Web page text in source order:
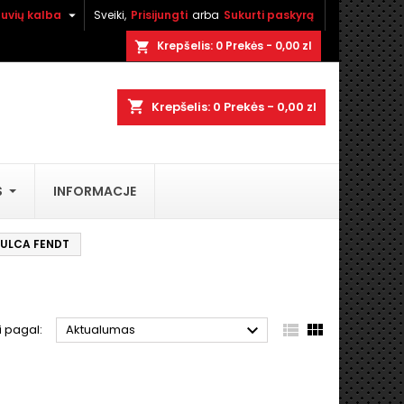
Sveiki, Prisijungti arba Sukurti paskyrą
kalba 
shopping_cart Krepšelis: 0 Prekės - 0,00 zl
shopping_cart Krepšelis: 0 Prekės - 0,00 zl
INFORMACJE
FENDT
pagal: Aktualumas   